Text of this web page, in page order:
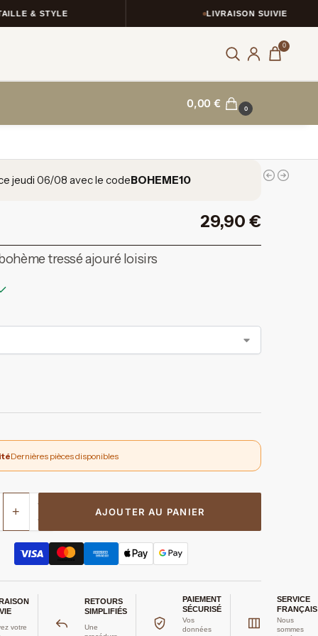
& STYLE LIVRAISON SUIVIE
0
0,00€ 0
jeudi 06/08 avec le codeBOHEME10
29,90 €
tressé ajouré loisirs
Dernières pièces disponibles
+ AJOUTER AU PANIER
votre
RETOURS
SIMPLIFIÉS
Une
PAIEMENT
SÉCURISÉ
Vos
données
SERVICE
FRANÇAIS
Nous
sommes